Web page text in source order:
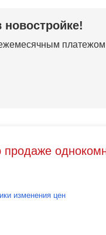
ежемесячным
продаже
изменения цен